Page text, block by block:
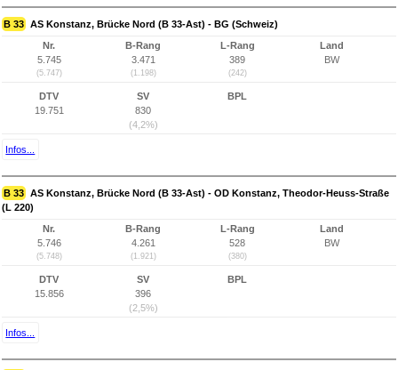
B 33 AS Konstanz, Brücke Nord (B 33-Ast) - BG (Schweiz)
Nr.
5.745
(5.747)
B-Rang
3.471
(1.198)
L-Rang
389
(242)
Land
BW
DTV
19.751
SV
830
(4,2%)
BPL
Infos...
B 33 AS Konstanz, Brücke Nord (B 33-Ast) - OD Konstanz, Theodor-Heuss-Straße
(L 220)
Nr.
5.746
(5.748)
B-Rang
4.261
(1.921)
L-Rang
528
(380)
Land
BW
DTV
15.856
SV
396
(2,5%)
BPL
Infos...